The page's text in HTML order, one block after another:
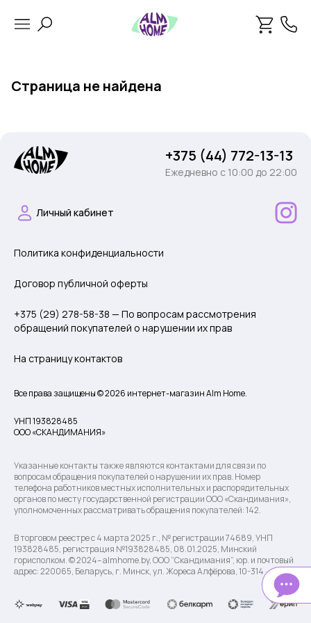
Страница не найдена
+375 (44) 772-13-13
Ежедневно c 10:00 до 22:00
Личный кабинет
Политика конфиденциальности
Договор публичной оферты
+375 (29) 278-58-38 — По вопросам рассмотрения
обращений покупателей о нарушении их прав
На страницу контактов
Все права защищены © 2026 интернет-магазин Alm Home.
УНП 193828485
ООО «СКАНДИМАНИЯ»
Указанные контакты также являются контактами для связи по
вопросам обращения покупателей о нарушении их прав. Номер
телефона работников местных исполнительных и распорядительных
органов по месту государственной регистрации ООО «Скандимания»,
уполномоченных рассматривать обращения покупателей: 142.
В торговом реестре с 4 марта 2025 г., № регистрации 74689, УНП
193828485, регистрация №193828485, 08.01.2025, Минский
горисполком. © 2024– almhome.by, ООО “Скандимания”, юр. и почтовый
адрес: 220065, Беларусь, г. Минск, ул. Жореса Алфёрова, 10-314